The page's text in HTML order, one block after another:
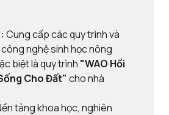
Cung cấp các quy trình và
nghệ sinh học nông
biệt là quy trình "WAO Hồi
Cho Đất" cho nhà
tảng khoa học, nghiên